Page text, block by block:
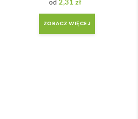
2,31 zł
ZOBACZ WIĘCEJ